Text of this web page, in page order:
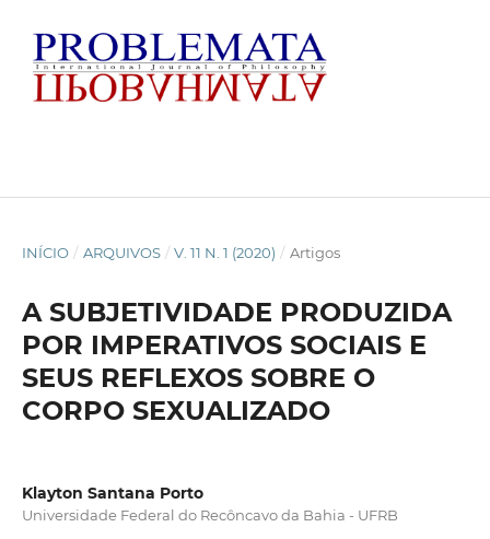
INÍCIO / ARQUIVOS / V. 11 N. 1 (2020) / Artigos
A SUBJETIVIDADE PRODUZIDA
POR IMPERATIVOS SOCIAIS E
SEUS REFLEXOS SOBRE O
CORPO SEXUALIZADO
Klayton Santana Porto
Universidade Federal do Recôncavo da Bahia - UFRB